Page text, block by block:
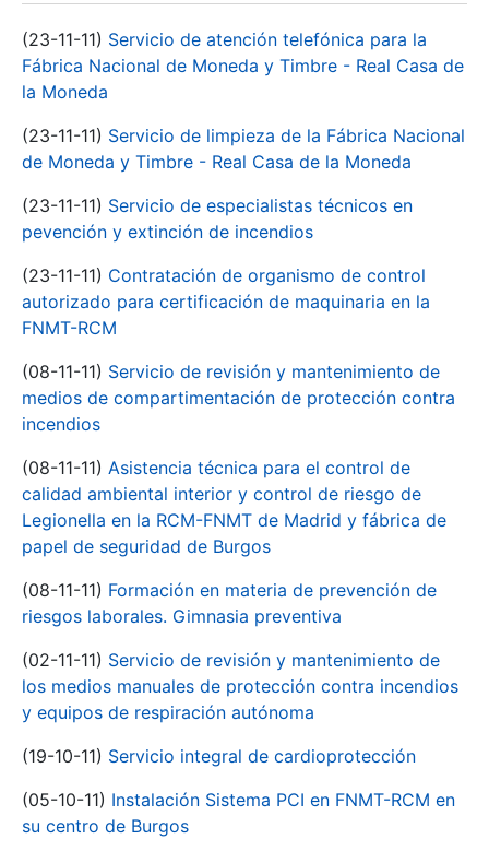
(23-11-11) Servicio de atención telefónica para la
Fábrica Nacional de Moneda y Timbre - Real Casa de
la Moneda
(23-11-11) Servicio de limpieza de la Fábrica Nacional
de Moneda y Timbre - Real Casa de la Moneda
(23-11-11) Servicio de especialistas técnicos en
pevención y extinción de incendios
(23-11-11) Contratación de organismo de control
autorizado para certificación de maquinaria en la
FNMT-RCM
(08-11-11) Servicio de revisión y mantenimiento de
medios de compartimentación de protección contra
incendios
(08-11-11) Asistencia técnica para el control de
calidad ambiental interior y control de riesgo de
Legionella en la RCM-FNMT de Madrid y fábrica de
papel de seguridad de Burgos
(08-11-11) Formación en materia de prevención de
riesgos laborales. Gimnasia preventiva
(02-11-11) Servicio de revisión y mantenimiento de
los medios manuales de protección contra incendios
y equipos de respiración autónoma
(19-10-11) Servicio integral de cardioprotección
(05-10-11) Instalación Sistema PCI en FNMT-RCM en
su centro de Burgos